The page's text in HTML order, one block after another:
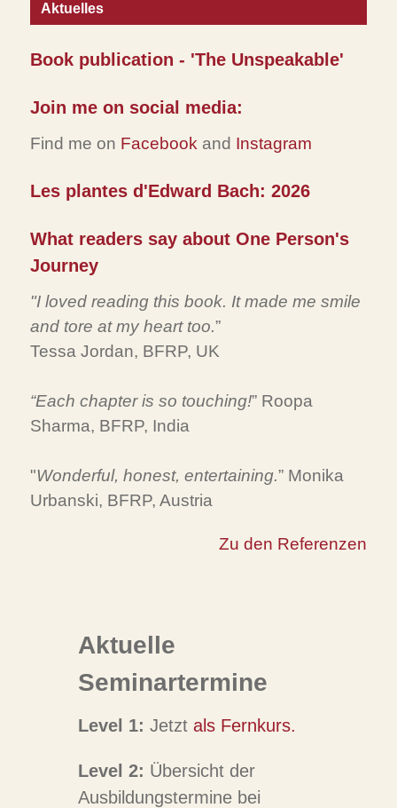
Aktuelles
Book publication - 'The Unspeakable'
Join me on social media:
Find me on Facebook and Instagram
Les plantes d'Edward Bach: 2026
What readers say about One Person's
Journey
"I loved reading this book. It made me smile
and tore at my heart too.”
Tessa Jordan, BFRP, UK
“Each chapter is so touching!” Roopa
Sharma, BFRP, India
"Wonderful, honest, entertaining.” Monika
Urbanski, BFRP, Austria
Zu den Referenzen
Aktuelle
Seminartermine
Level 1: Jetzt als Fernkurs.
Level 2: Übersicht der
Ausbildungstermine bei